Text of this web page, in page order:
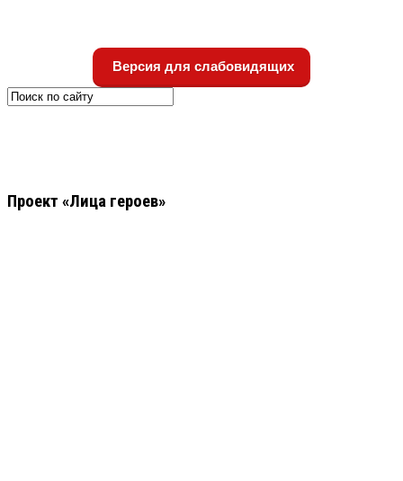
Версия для слабовидящих
Проект «Лица героев»